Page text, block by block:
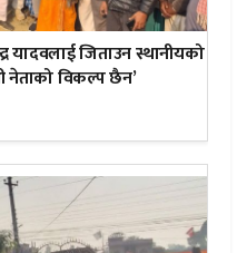
यादवलाई जिताउन स्थानीयको
नेताको विकल्प छैन’